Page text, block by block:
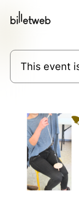
This event